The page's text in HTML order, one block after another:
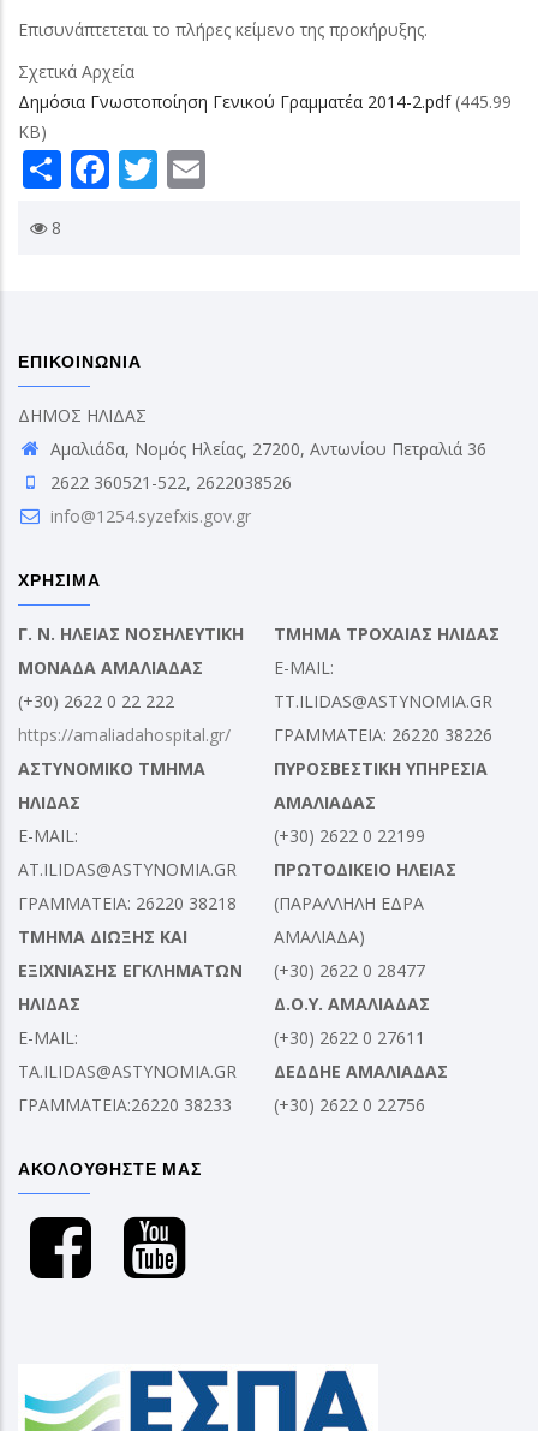
Επισυνάπτετεται το πλήρες κείμενο της προκήρυξης.
Σχετικά Αρχεία
Δημόσια Γνωστοποίηση Γενικού Γραμματέα 2014-2.pdf (445.99
KB)
ShareFacebook
Twitter
8
ΕΠΙΚΟΙΝΩΝΙΑ
ΔΗΜΟΣ ΗΛΙΔΑΣ
Αμαλιάδα, Νομός Ηλείας, 27200, Αντωνίου Πετραλιά 36
2622 360521-522, 2622038526
info@1254.syzefxis.gov.gr
ΧΡΗΣΙΜΑ
Γ. Ν. ΗΛΕΙΑΣ ΝΟΣΗΛΕΥΤΙΚΗ
ΜΟΝΑΔΑ ΑΜΑΛΙΑΔΑΣ
(+30) 2622 0 22 222
https://amaliadahospital.gr/
ΑΣΤΥΝΟΜΙΚΟ ΤΜΗΜΑ
ΗΛΙΔΑΣ
E-MAIL:
AT.ILIDAS@ASTYNOMIA.GR
ΓΡΑΜΜΑΤΕΙΑ: 26220 38218
ΤΜΗΜΑ ΔΙΩΞΗΣ ΚΑΙ
ΕΞΙΧΝΙΑΣΗΣ ΕΓΚΛΗΜΑΤΩΝ
ΗΛΙΔΑΣ
E-MAIL:
TA.ILIDAS@ASTYNOMIA.GR
ΓΡΑΜΜΑΤΕΙΑ:26220 38233
ΤΜΗΜΑ ΤΡΟΧΑΙΑΣ ΗΛΙΔΑΣ
E-MAIL:
TT.ILIDAS@ASTYNOMIA.GR
ΓΡΑΜΜΑΤΕΙΑ: 26220 38226
ΠΥΡΟΣΒΕΣΤΙΚΗ ΥΠΗΡΕΣΙΑ
ΑΜΑΛΙΑΔΑΣ
(+30) 2622 0 22199
ΠΡΩΤΟΔΙΚΕΙΟ ΗΛΕΙΑΣ
(ΠΑΡΑΛΛΗΛΗ ΕΔΡΑ
ΑΜΑΛΙΑΔΑ)
(+30) 2622 0 28477
Δ.Ο.Υ. ΑΜΑΛΙΑΔΑΣ
(+30) 2622 0 27611
ΔΕΔΔΗΕ ΑΜΑΛΙΑΔΑΣ
(+30) 2622 0 22756
ΑΚΟΛΟΥΘΗΣΤΕ ΜΑΣ